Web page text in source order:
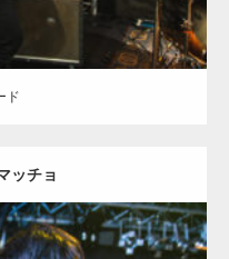
ド
ッチョ